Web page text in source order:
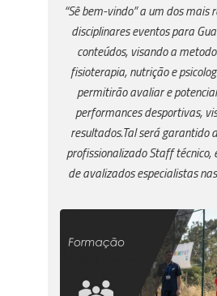
“Sê bem-vindo” a um dos
disciplinares eventos para
conteúdos, visando a
fisioterapia, nutrição e
permitirão avaliar e
performances desportivas,
resultados.Tal será garantido
profissionalizado Staff técnico,
de avalizados especialistas